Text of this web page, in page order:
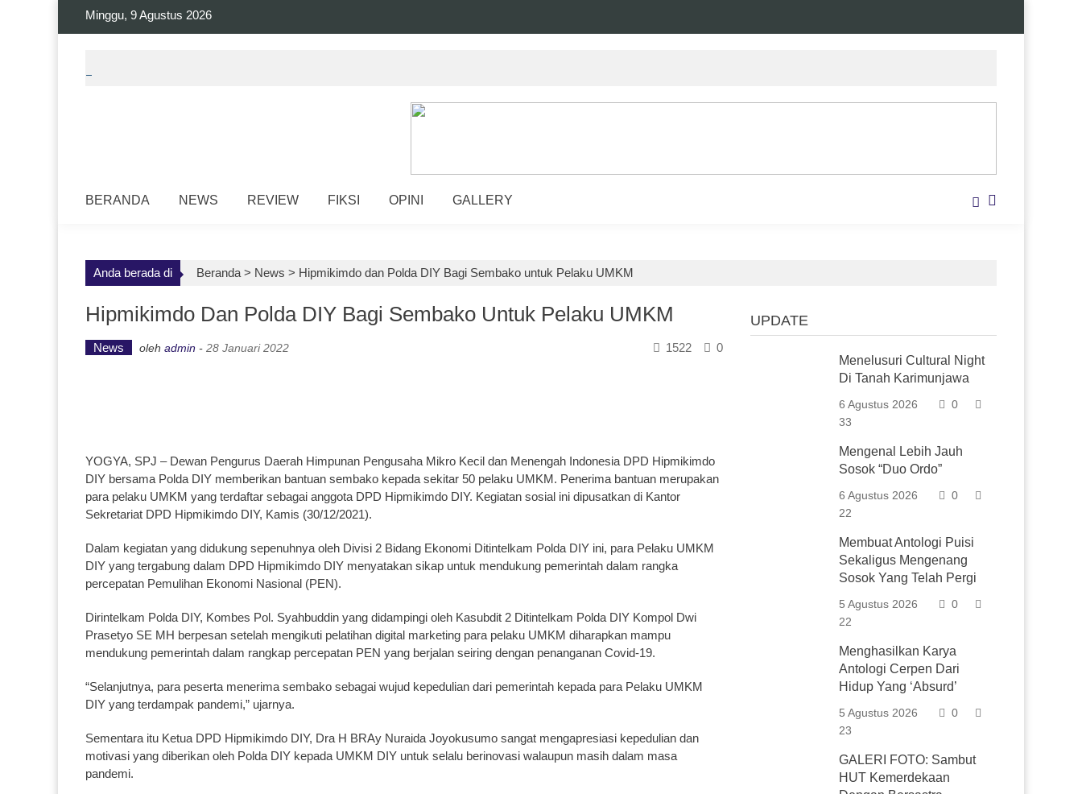
Minggu, 9 Agustus 2026
BERANDA NEWS REVIEW FIKSI OPINI GALLERY
Anda berada di Beranda > News > Hipmikimdo dan Polda DIY Bagi Sembako untuk Pelaku UMKM
Hipmikimdo Dan Polda DIY Bagi Sembako Untuk Pelaku UMKM
News oleh admin - 28 Januari 2022 0
1522
YOGYA, SPJ – Dewan Pengurus Daerah Himpunan Pengusaha Mikro Kecil dan Menengah Indonesia DPD Hipmikimdo
DIY bersama Polda DIY memberikan bantuan sembako kepada sekitar 50 pelaku UMKM. Penerima bantuan merupakan
para pelaku UMKM yang terdaftar sebagai anggota DPD Hipmikimdo DIY. Kegiatan sosial ini dipusatkan di Kantor
Sekretariat DPD Hipmikimdo DIY, Kamis (30/12/2021).
Dalam kegiatan yang didukung sepenuhnya oleh Divisi 2 Bidang Ekonomi Ditintelkam Polda DIY ini, para Pelaku UMKM
DIY yang tergabung dalam DPD Hipmikimdo DIY menyatakan sikap untuk mendukung pemerintah dalam rangka
percepatan Pemulihan Ekonomi Nasional (PEN).
Dirintelkam Polda DIY, Kombes Pol. Syahbuddin yang didampingi oleh Kasubdit 2 Ditintelkam Polda DIY Kompol Dwi
Prasetyo SE MH berpesan setelah mengikuti pelatihan digital marketing para pelaku UMKM diharapkan mampu
mendukung pemerintah dalam rangkap percepatan PEN yang berjalan seiring dengan penanganan Covid-19.
“Selanjutnya, para peserta menerima sembako sebagai wujud kepedulian dari pemerintah kepada para Pelaku UMKM
DIY yang terdampak pandemi,” ujarnya.
Sementara itu Ketua DPD Hipmikimdo DIY, Dra H BRAy Nuraida Joyokusumo sangat mengapresiasi kepedulian dan
motivasi yang diberikan oleh Polda DIY kepada UMKM DIY untuk selalu berinovasi walaupun masih dalam masa
pandemi.
UPDATE
Menelusuri Cultural Night
Di Tanah Karimunjawa
6 Agustus 2026
0
33
Mengenal Lebih Jauh
Sosok “Duo Ordo”
6 Agustus 2026
0
22
Membuat Antologi Puisi
Sekaligus Mengenang
Sosok Yang Telah Pergi
5 Agustus 2026
0
22
Menghasilkan Karya
Antologi Cerpen Dari
Hidup Yang ‘Absurd’
5 Agustus 2026
0
23
GALERI FOTO: Sambut
HUT Kemerdekaan